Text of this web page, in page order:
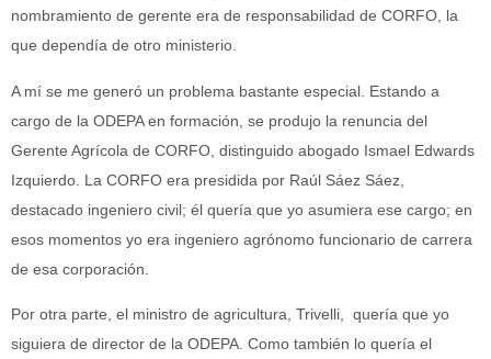
nombramiento de gerente era de responsabilidad de CORFO, la
que dependía de otro ministerio.
A mí se me generó un problema bastante especial. Estando a
cargo de la ODEPA en formación, se produjo la renuncia del
Gerente Agrícola de CORFO, distinguido abogado Ismael Edwards
Izquierdo. La CORFO era presidida por Raúl Sáez Sáez,
destacado ingeniero civil; él quería que yo asumiera ese cargo; en
esos momentos yo era ingeniero agrónomo funcionario de carrera
de esa corporación.
Por otra parte, el ministro de agricultura, Trivelli, quería que yo
siguiera de director de la ODEPA. Como también lo quería el